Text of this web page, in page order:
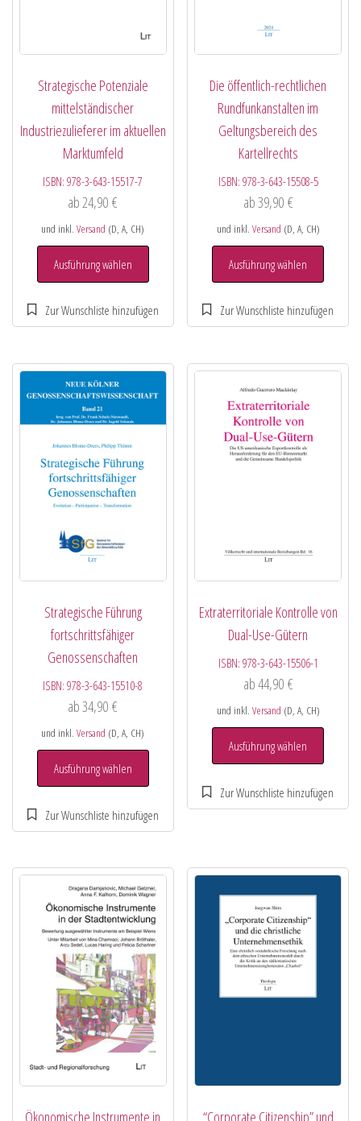
Strategische Potenziale
mittelständischer
Industriezulieferer im aktuellen
Marktumfeld
ISBN:978-3-643-15517-7
ab 24,90€
und inkl.Versand (D, A, CH)
Ausführung wählen
Die öffentlich-rechtlichen
Rundfunkanstalten im
Geltungsbereich des
Kartellrechts
ISBN: 978-3-643-15508-5
ab39,90 €
und inkl. Versand (D, A, CH)
Ausführung wählen
Strategische Führung
fortschrittsfähiger
Genossenschaften
ISBN:978-3-643-15510-8
ab34,90€
und inkl.Versand (D, A, CH)
Ausführung wählen
Extraterritoriale Kontrolle von
Dual-Use-Gütern
ISBN: 978-3-643-15506-1
ab44,90 €
und inkl. Versand (D, A, CH)
Ausführung wählen
Ökonomische Instrumente in “Corporate Citizenship” und